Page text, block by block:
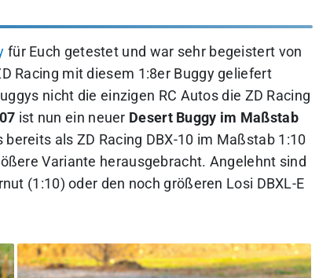
für Euch getestet und war sehr begeistert von
Racing mit diesem 1:8er Buggy geliefert
nicht die einzigen RC Autos die ZD Racing
ist nun ein neuer Desert Buggy im Maßstab
als ZD Racing DBX-10 im Maßstab 1:10
Variante herausgebracht. Angelehnt sind
(1:10) oder den noch größeren Losi DBXL-E